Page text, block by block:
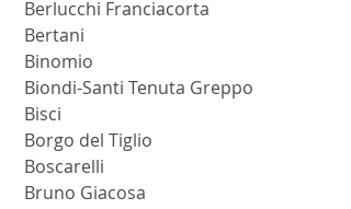
Berlucchi Franciacorta
Bertani
Binomio
Biondi-Santi Tenuta Greppo
Bisci
Borgo del Tiglio
Boscarelli
Bruno Giacosa